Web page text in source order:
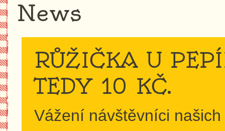
News
RŮŽIČKA U
TEDY 10 KČ.
Vážení návštěvníci